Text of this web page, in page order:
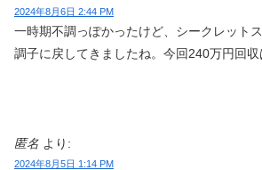
2024年8月6日 2:44 PM
一時期不調っぽかったけど、シークレット
調子に戻してきましたね。今回240万円回収
匿名 より:
2024年8月5日 1:14 PM